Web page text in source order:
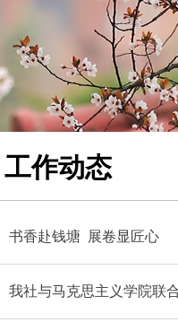
工作动态
书香赴钱塘 展卷显匠心
我社与马克思主义学院联